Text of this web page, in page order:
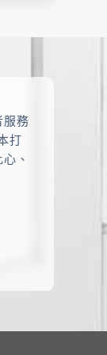
服務
打
、